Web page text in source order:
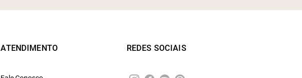
ATENDIMENTO REDES SOCIAIS